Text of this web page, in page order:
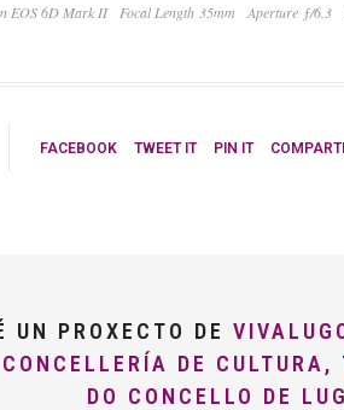
EOS 6D Mark II Focal Length 35mm Aperture ƒ/6.3
FACEBOOK TWEET IT PIN IT
PROXECTO DE
CONCELLERÍA DE
DO CONCELLO DE